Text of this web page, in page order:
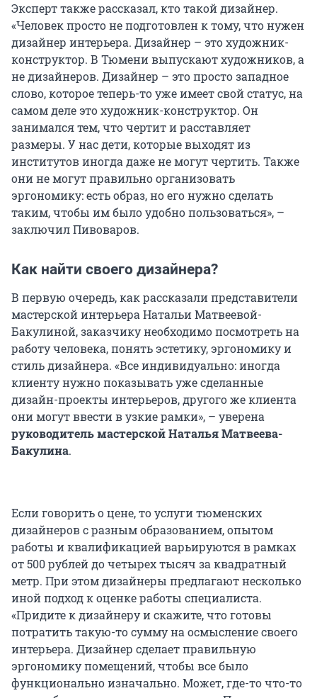
Эксперт также рассказал, кто такой дизайнер.
«Человек просто не подготовлен к тому, что нужен
дизайнер интерьера. Дизайнер – это художник-
конструктор. В Тюмени выпускают художников, а
не дизайнеров. Дизайнер – это просто западное
слово, которое теперь-то уже имеет свой статус, на
самом деле это художник-конструктор. Он
занимался тем, что чертит и расставляет
размеры. У нас дети, которые выходят из
институтов иногда даже не могут чертить. Также
они не могут правильно организовать
эргономику: есть образ, но его нужно сделать
таким, чтобы им было удобно пользоваться», –
заключил Пивоваров.
Как найти своего дизайнера?
В первую очередь, как рассказали представители
мастерской интерьера Натальи Матвеевой-
Бакулиной, заказчику необходимо посмотреть на
работу человека, понять эстетику, эргономику и
стиль дизайнера. «Все индивидуально: иногда
клиенту нужно показывать уже сделанные
дизайн-проекты интерьеров, другого же клиента
они могут ввести в узкие рамки», – уверена
руководитель мастерской Наталья Матвеева-
Бакулина.
Если говорить о цене, то услуги тюменских
дизайнеров с разным образованием, опытом
работы и квалификацией варьируются в рамках
от 500 рублей до четырех тысяч за квадратный
метр. При этом дизайнеры предлагают несколько
иной подход к оценке работы специалиста.
«Придите к дизайнеру и скажите, что готовы
потратить такую-то сумму на осмысление своего
интерьера. Дизайнер сделает правильную
эргономику помещений, чтобы все было
функционально изначально. Может, где-то что-то